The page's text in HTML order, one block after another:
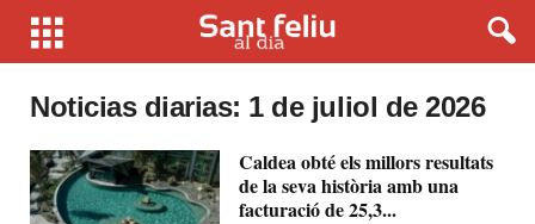
Noticias diarias: 1 de juliol de 2026
Caldea obté els millors resultats
de la seva història amb una
facturació de 25,3...